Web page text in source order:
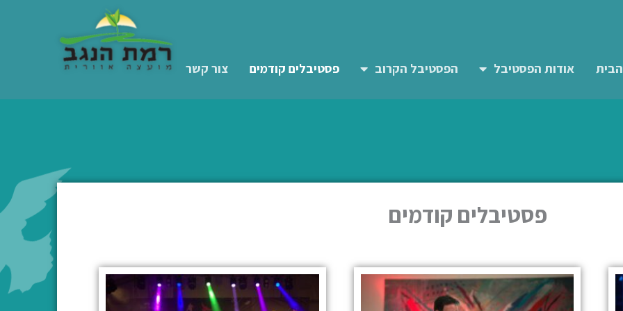
אודות הפסטיבל הפסטיבל הקרוב פסטיבלים קודמים צור קשר
פסטיבלים קודמים